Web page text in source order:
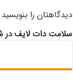
دیدگاهتان را بنویسید
سلامت دات لایف در